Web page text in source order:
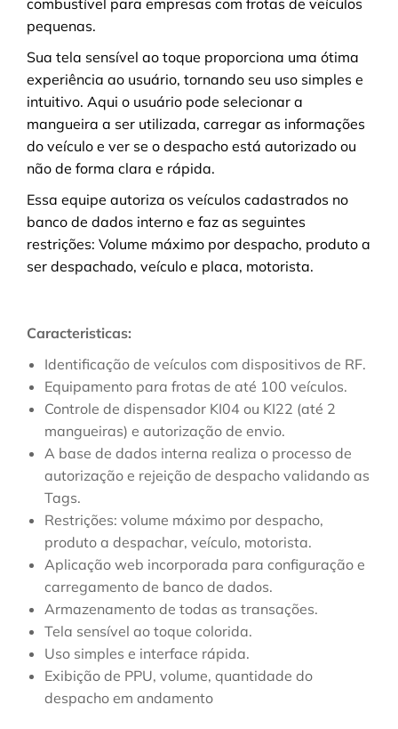
combustível para empresas com frotas de veículos
pequenas.
Sua tela sensível ao toque proporciona uma ótima
experiência ao usuário, tornando seu uso simples e
intuitivo. Aqui o usuário pode selecionar a
mangueira a ser utilizada, carregar as informações
do veículo e ver se o despacho está autorizado ou
não de forma clara e rápida.
Essa equipe autoriza os veículos cadastrados no
banco de dados interno e faz as seguintes
restrições: Volume máximo por despacho, produto a
ser despachado, veículo e placa, motorista.
Caracteristicas:
Identificação de veículos com dispositivos de RF.
Equipamento para frotas de até 100 veículos.
Controle de dispensador KI04 ou KI22 (até 2
mangueiras) e autorização de envio.
A base de dados interna realiza o processo de
autorização e rejeição de despacho validando as
Tags.
Restrições: volume máximo por despacho,
produto a despachar, veículo, motorista.
Aplicação web incorporada para configuração e
carregamento de banco de dados.
Armazenamento de todas as transações.
Tela sensível ao toque colorida.
Uso simples e interface rápida.
Exibição de PPU, volume, quantidade do
despacho em andamento